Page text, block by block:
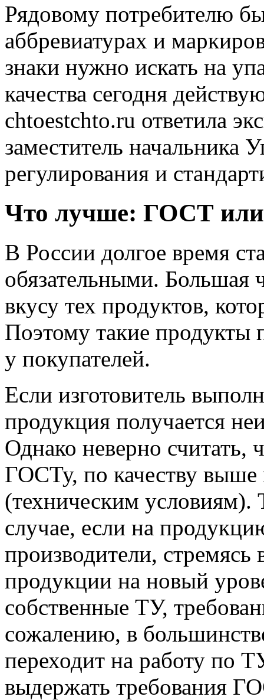
Рядовому потребителю
аббревиатурах и
знаки нужно искать на
качества сегодня
chtoestchto.ru ответила
заместитель начальника
регулирования и
Что лучше: ГОСТ
В России долгое время
обязательными. Большая
вкусу тех продуктов,
Поэтому такие продукты
у покупателей.
Если изготовитель
продукция получается
Однако неверно считать,
ГОСТу, по качеству
(техническим условиям).
случае, если на
производители, стремясь
продукции на новый
собственные ТУ,
сожалению, в
переходит на работу по
выдержать требования